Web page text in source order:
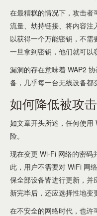
在最糟糕的情况下，攻击者
流量、劫持链接、将内容
以获得一个万能密钥，不需
一旦拿到密钥，他们就可以
漏洞的存在意味着 WAP2
备，几乎每一台无线设备都
如何降低被攻
如文章开头所述，任何使
险。
现在变更 Wi-Fi 网络的密码
此，用户不需要对 WiFi 网
保全部设备皆进行更新，并
新完毕后，还应选择性地变
在不安全的网络时代，也许